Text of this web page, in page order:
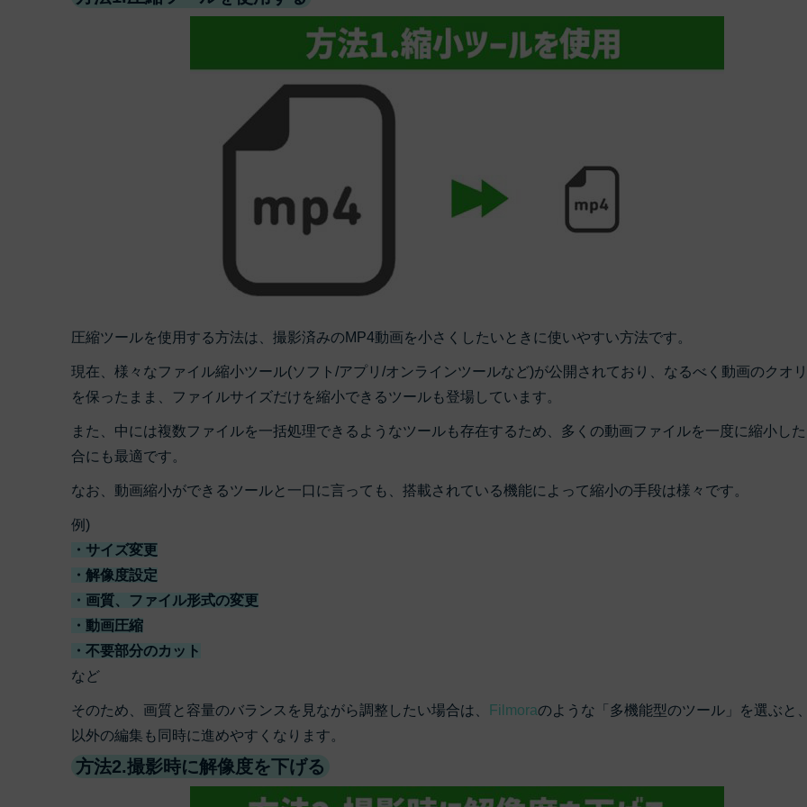
圧縮ツールを使用する方法は、撮影済みのMP4動画を小さくしたいときに使いやすい方法です。
現在、様々なファイル縮小ツール(ソフト/アプリ/オンラインツールなど)が公開されており、なるべく動画のクオ
を保ったまま、ファイルサイズだけを縮小できるツールも登場しています。
また、中には複数ファイルを一括処理できるようなツールも存在するため、多くの動画ファイルを一度に縮小し
合にも最適です。
なお、動画縮小ができるツールと一口に言っても、搭載されている機能によって縮小の手段は様々です。
例)
・サイズ変更
・解像度設定
・画質、ファイル形式の変更
・動画圧縮
・不要部分のカット
など
そのため、画質と容量のバランスを見ながら調整したい場合は、 Filmoraのような「多機能型のツール」を選ぶと
以外の編集も同時に進めやすくなります。
方法2.撮影時に解像度を下げる